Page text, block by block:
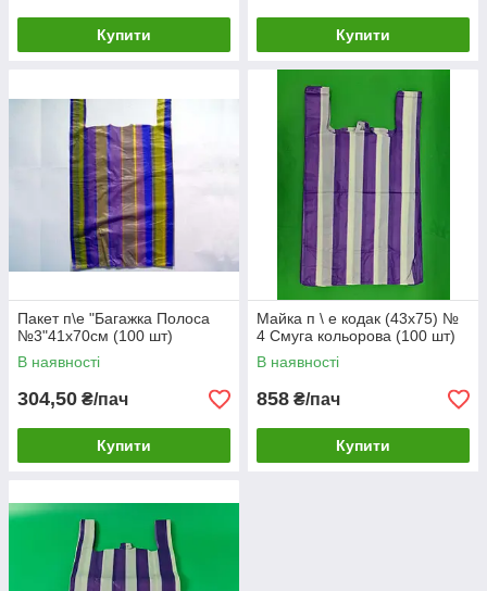
Купити Купити
Пакет п\е "Багажка Полоса
№3"41х70см (100 шт)
В наявності
304,50 ₴/пач
Купити
Майка п \ е кодак (43х75) №
4 Смуга кольорова (100 шт)
В наявності
858 ₴/пач
Купити